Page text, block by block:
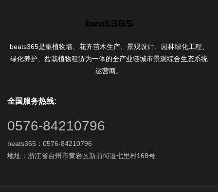
beats365是集植物墙、花卉苗木生产、景观设计、园林绿化工程、
绿化养护、盆栽植物租赁为一体的全产业链城市景观综合生态系统
运营商。
全国服务热线:
0576-84210796
beats365：0576-84210796
地址：浙江省台州市黄岩区新前街道七里村168号